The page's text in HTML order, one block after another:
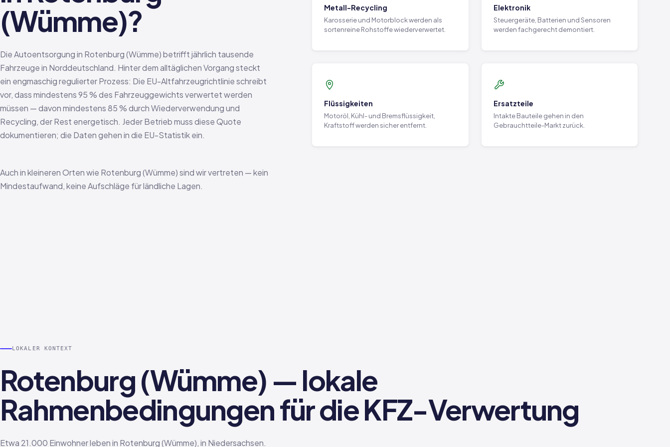
(Wümme)?
Die Autoentsorgung in Rotenburg (Wümme) betrifft jährlich tausende
Fahrzeuge in Norddeutschland. Hinter dem alltäglichen Vorgang steckt
ein engmaschig regulierter Prozess: Die EU-Altfahrzeugrichtlinie schreibt
vor, dass mindestens 95 % des Fahrzeuggewichts verwertet werden
müssen — davon mindestens 85 % durch Wiederverwendung und
Recycling, der Rest energetisch. Jeder Betrieb muss diese Quote
dokumentieren; die Daten gehen in die EU-Statistik ein.
Auch in kleineren Orten wie Rotenburg (Wümme) sind wir vertreten — kein
Mindestaufwand, keine Aufschläge für ländliche Lagen.
Metall-Recycling
Karosserie und Motorblock werden als
sortenreine Rohstoffe wiederverwertet.
Elektronik
Steuergeräte, Batterien und Sensoren
werden fachgerecht demontiert.
Flüssigkeiten
Motoröl, Kühl- und Bremsflüssigkeit,
Kraftstoff werden sicher entfernt.
Ersatzteile
Intakte Bauteile gehen in den
Gebrauchtteile-Markt zurück.
LOKALER KONTEXT
Rotenburg (Wümme) — lokale
Rahmenbedingungen für die KFZ-Verwertung
Etwa 21.000 Einwohner leben in Rotenburg (Wümme), in Niedersachsen.